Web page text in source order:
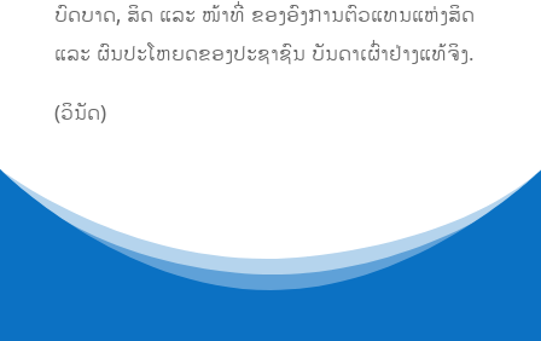
ບົດບາດ, ສິດ ແລະ ໜ້າທີ່ ຂອງອົງການຕົວແທນແຫ່ງສິດ
ແລະ ຜົນປະໂຫຍດຂອງປະຊາຊົນ ບັນດາເຜົ່າຢ່າງແທ້ຈິງ.
(ວິນັດ)